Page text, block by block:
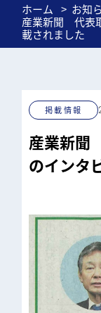
お問い
ホーム
お知
産業新聞 代表
載されました
掲載情報
産業新
のインタ